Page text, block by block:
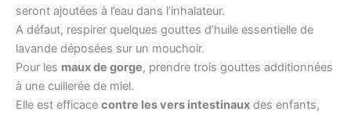
seront ajoutées à l’eau dans l’inhalateur.
A défaut, respirer quelques gouttes d’huile essentielle de
lavande déposées sur un mouchoir.
Pour les maux de gorge, prendre trois gouttes additionnées
à une cuillerée de miel.
Elle est efficace contre les vers intestinaux des enfants,